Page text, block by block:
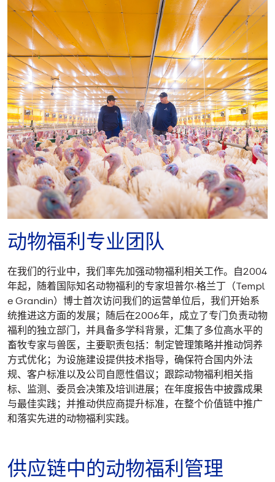
动物福利专业团队
在我们的行业中，我们率先加强动物福利相关工作。自2004
年起，随着国际知名动物福利的专家坦普尔·格兰丁（Templ
e Grandin）博士首次访问我们的运营单位后，我们开始系
统推进这方面的发展；随后在2006年，成立了专门负责动物
福利的独立部门，并具备多学科背景，汇集了多位高水平的
畜牧专家与兽医，主要职责包括：制定管理策略并推动饲养
方式优化；为设施建设提供技术指导，确保符合国内外法
规、客户标准以及公司自愿性倡议；跟踪动物福利相关指
标、监测、委员会决策及培训进展；在年度报告中披露成果
与最佳实践；并推动供应商提升标准，在整个价值链中推广
和落实先进的动物福利实践。
供应链中的动物福利管理